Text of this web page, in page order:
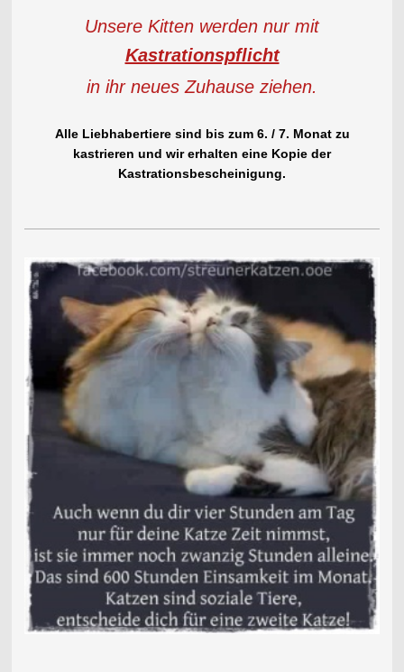
Unsere Kitten werden nur mit
Kastrationspflicht
in ihr neues Zuhause ziehen.
Alle Liebhabertiere sind bis zum 6. / 7. Monat zu
kastrieren und wir erhalten eine Kopie der
Kastrationsbescheinigung.